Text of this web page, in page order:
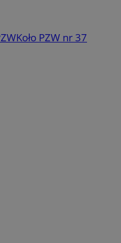
Koło PZW nr 37